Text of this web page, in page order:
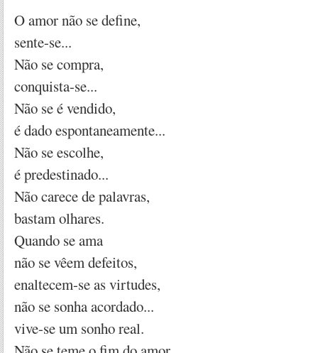
O amor não se define,
sente-se...
Não se compra,
conquista-se...
Não se é vendido,
é dado espontaneamente...
Não se escolhe,
é predestinado...
Não carece de palavras,
bastam olhares.
Quando se ama
não se vêem defeitos,
enaltecem-se as virtudes,
não se sonha acordado...
vive-se um sonho real.